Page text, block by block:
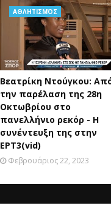
ΑΘΛΗΤΙΣΜΌΣ
Βεατρίκη Ντούγκου:
την παρέλαση της 28η
Οκτωβρίου στο
πανελλήνιο ρεκόρ - Η
συνέντευξη της στην
ΕΡΤ3(vid)
Φεβρουάριος 22, 2023